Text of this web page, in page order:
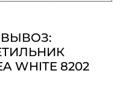
WHITE 8202